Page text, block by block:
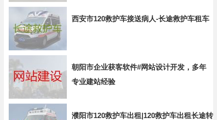
西安市120救护车接送病人-长途救护车租车
朝阳市企业获客软件#网站设计开发，多年
专业建站经验
濮阳市120救护车出租|120救护车出租长途转